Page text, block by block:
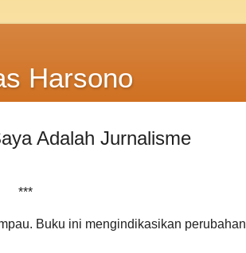
Harsono
Adalah Jurnalisme
***
Buku ini mengindikasikan